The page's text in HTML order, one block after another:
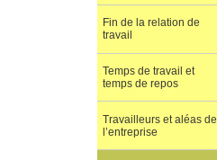
Fin de la relation de
travail
Temps de travail et
temps de repos
Travailleurs et aléas de
l’entreprise